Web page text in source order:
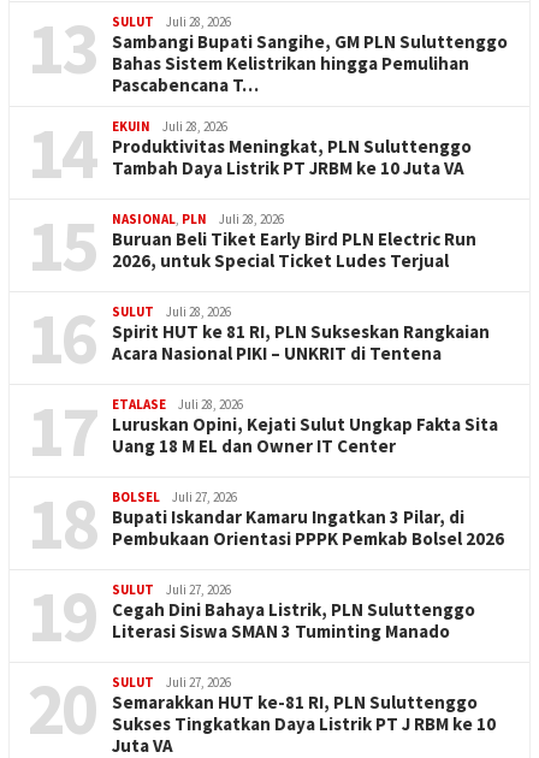
13 SULUT Juli 28, 2026
Sambangi Bupati Sangihe, GM PLN Suluttenggo
Bahas Sistem Kelistrikan hingga Pemulihan
Pascabencana T…
14 EKUIN Juli 28, 2026
Produktivitas Meningkat, PLN Suluttenggo
Tambah Daya Listrik PT JRBM ke 10 Juta VA
15 NASIONAL PLN Juli 28, 2026
Buruan Beli Tiket Early Bird PLN Electric Run
2026, untuk Special Ticket Ludes Terjual
16 SULUT Juli 28, 2026
Spirit HUT ke 81 RI, PLN Sukseskan Rangkaian
Acara Nasional PIKI – UNKRIT di Tentena
17 ETALASE Juli 28, 2026
Luruskan Opini, Kejati Sulut Ungkap Fakta Sita
Uang 18 M EL dan Owner IT Center
18 BOLSEL Juli 27, 2026
Bupati Iskandar Kamaru Ingatkan 3 Pilar, di
Pembukaan Orientasi PPPK Pemkab Bolsel 2026
19 SULUT Juli 27, 2026
Cegah Dini Bahaya Listrik, PLN Suluttenggo
Literasi Siswa SMAN 3 Tuminting Manado
20 SULUT Juli 27, 2026
Semarakkan HUT ke-81 RI, PLN Suluttenggo
Sukses Tingkatkan Daya Listrik PT J RBM ke 10
Juta VA